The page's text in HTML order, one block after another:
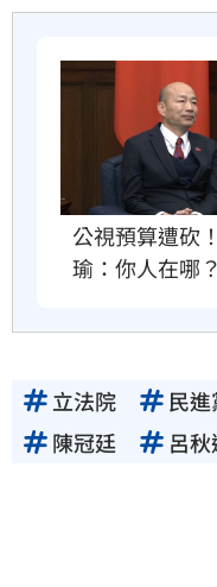
公視預算遭砍
瑜：你人在哪？
立法院 民進
陳冠廷
呂秋